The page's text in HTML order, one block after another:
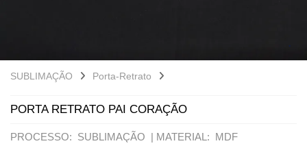
SUBLIMAÇÃO Porta-Retrato
PORTA RETRATO PAI CORAÇÃO
PROCESSO: SUBLIMAÇÃO | MATERIAL: MDF